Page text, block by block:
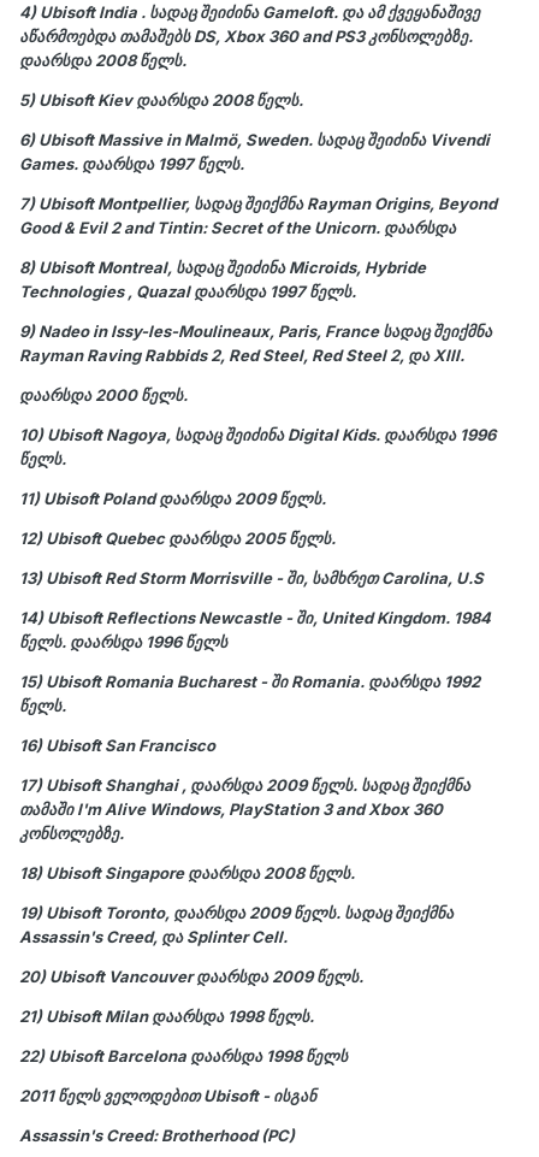
4) Ubisoft India . სადაც შეიძინა Gameloft. და ამ ქვეყანაშივე
აწარმოებდა თამაშებს DS, Xbox 360 and PS3 კონსოლებზე.
დაარსდა 2008 წელს.
5) Ubisoft Kiev დაარსდა 2008 წელს.
6) Ubisoft Massive in Malmö, Sweden. სადაც შეიძინა Vivendi
Games. დაარსდა 1997 წელს.
7) Ubisoft Montpellier, სადაც შეიქმნა Rayman Origins, Beyond
Good & Evil 2 and Tintin: Secret of the Unicorn. დაარსდა
8) Ubisoft Montreal, სადაც შეიძინა Microids, Hybride
Technologies , Quazal დაარსდა 1997 წელს.
9) Nadeo in Issy-les-Moulineaux, Paris, France სადაც შეიქმნა
Rayman Raving Rabbids 2, Red Steel, Red Steel 2, და XIII.
დაარსდა 2000 წელს.
10) Ubisoft Nagoya, სადაც შეიძინა Digital Kids. დაარსდა 1996
წელს.
11) Ubisoft Poland დაარსდა 2009 წელს.
12) Ubisoft Quebec დაარსდა 2005 წელს.
13) Ubisoft Red Storm Morrisville - ში, სამხრეთ Carolina, U.S
14) Ubisoft Reflections Newcastle - ში, United Kingdom. 1984
წელს. დაარსდა 1996 წელს
15) Ubisoft Romania Bucharest - ში Romania. დაარსდა 1992
წელს.
16) Ubisoft San Francisco
17) Ubisoft Shanghai , დაარსდა 2009 წელს. სადაც შეიქმნა
თამაში I'm Alive Windows, PlayStation 3 and Xbox 360
კონსოლებზე.
18) Ubisoft Singapore დაარსდა 2008 წელს.
19) Ubisoft Toronto, დაარსდა 2009 წელს. სადაც შეიქმნა
Assassin's Creed, და Splinter Cell.
20) Ubisoft Vancouver დაარსდა 2009 წელს.
21) Ubisoft Milan დაარსდა 1998 წელს.
22) Ubisoft Barcelona დაარსდა 1998 წელს
2011 წელს ველოდებით Ubisoft - ისგან
Assassin's Creed: Brotherhood (PC)